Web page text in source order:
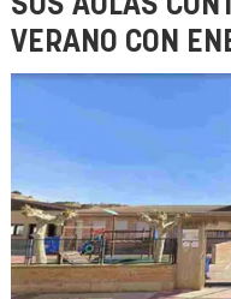
VERANO CON